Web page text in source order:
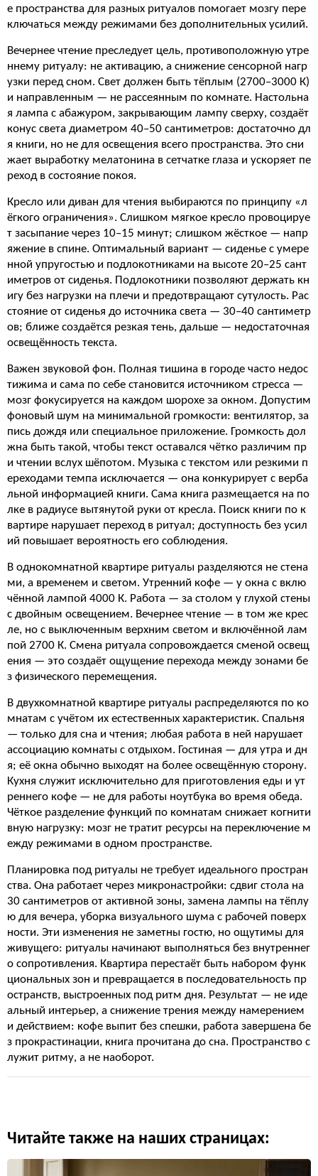
е пространства для разных ритуалов помогает мозгу пере
ключаться между режимами без дополнительных усилий.
Вечернее чтение преследует цель, противоположную утре
ннему ритуалу: не активацию, а снижение сенсорной нагр
узки перед сном. Свет должен быть тёплым (2700–3000 К)
и направленным — не рассеянным по комнате. Настольна
я лампа с абажуром, закрывающим лампу сверху, создаёт
конус света диаметром 40–50 сантиметров: достаточно дл
я книги, но не для освещения всего пространства. Это сни
жает выработку мелатонина в сетчатке глаза и ускоряет пе
реход в состояние покоя.
Кресло или диван для чтения выбираются по принципу «л
ёгкого ограничения». Слишком мягкое кресло провоцируе
т засыпание через 10–15 минут; слишком жёсткое — напр
яжение в спине. Оптимальный вариант — сиденье с умере
нной упругостью и подлокотниками на высоте 20–25 сант
иметров от сиденья. Подлокотники позволяют держать кн
игу без нагрузки на плечи и предотвращают сутулость. Рас
стояние от сиденья до источника света — 30–40 сантиметр
ов; ближе создаётся резкая тень, дальше — недостаточная
освещённость текста.
Важен звуковой фон. Полная тишина в городе часто недос
тижима и сама по себе становится источником стресса —
мозг фокусируется на каждом шорохе за окном. Допустим
фоновый шум на минимальной громкости: вентилятор, за
пись дождя или специальное приложение. Громкость дол
жна быть такой, чтобы текст оставался чётко различим пр
и чтении вслух шёпотом. Музыка с текстом или резкими п
ереходами темпа исключается — она конкурирует с верба
льной информацией книги. Сама книга размещается на по
лке в радиусе вытянутой руки от кресла. Поиск книги по к
вартире нарушает переход в ритуал; доступность без усил
ий повышает вероятность его соблюдения.
В однокомнатной квартире ритуалы разделяются не стена
ми, а временем и светом. Утренний кофе — у окна с вклю
чённой лампой 4000 К. Работа — за столом у глухой стены
с двойным освещением. Вечернее чтение — в том же крес
ле, но с выключенным верхним светом и включённой лам
пой 2700 К. Смена ритуала сопровождается сменой освещ
ения — это создаёт ощущение перехода между зонами бе
з физического перемещения.
В двухкомнатной квартире ритуалы распределяются по ко
мнатам с учётом их естественных характеристик. Спальня
— только для сна и чтения; любая работа в ней нарушает
ассоциацию комнаты с отдыхом. Гостиная — для утра и дн
я; её окна обычно выходят на более освещённую сторону.
Кухня служит исключительно для приготовления еды и ут
реннего кофе — не для работы ноутбука во время обеда.
Чёткое разделение функций по комнатам снижает когнити
вную нагрузку: мозг не тратит ресурсы на переключение м
ежду режимами в одном пространстве.
Планировка под ритуалы не требует идеального простран
ства. Она работает через микронастройки: сдвиг стола на
30 сантиметров от активной зоны, замена лампы на тёплу
ю для вечера, уборка визуального шума с рабочей поверх
ности. Эти изменения не заметны гостю, но ощутимы для
живущего: ритуалы начинают выполняться без внутреннег
о сопротивления. Квартира перестаёт быть набором функ
циональных зон и превращается в последовательность пр
остранств, выстроенных под ритм дня. Результат — не иде
альный интерьер, а снижение трения между намерением
и действием: кофе выпит без спешки, работа завершена бе
з прокрастинации, книга прочитана до сна. Пространство с
лужит ритму, а не наоборот.
Читайте также на наших страницах: